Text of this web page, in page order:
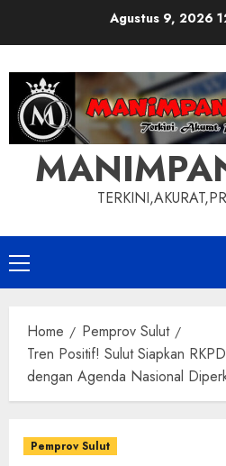
Agustus 9, 2026
Primary
Menu
Home
Pemprov Sulut
Tren Positif! Sulut Siapkan
dengan Agenda Nasional
Pemprov Sulut